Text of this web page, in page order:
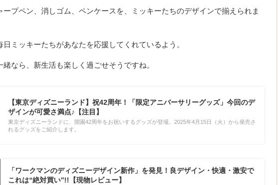
ープペン、消しゴム、ペンケースを、ミッキーたちのデザインで揃えられま
ミッキーたちがあなたを応援してくれているよう。
緒なら、新生活も楽しく過ごせそうですね。
【東京ディズニーランド】祝42周年！「限定アニバーサリーグッズ」今回のデ
ザインが可愛さ満点♪【注目】
東京ディズニーランドに、開園42周年をお祝いするグッズが登場。2025年4月15日（火）から発売さ
れるグッズをご紹介します。
「ワークマンのディズニーデザイン新作」を発見！良デザイン・快適・激安で
これは“絶対買い”!!【現物レビュー】